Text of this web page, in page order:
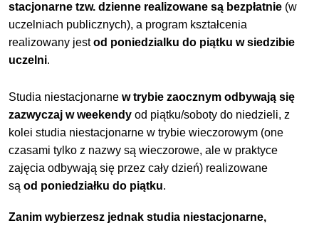
stacjonarne tzw. dzienne realizowane są bezpłatnie (w
uczelniach publicznych), a program kształcenia
realizowany jestod poniedzialku do piątku w siedzibie
uczelni.
Studia niestacjonarnew trybie zaocznym odbywają się
zazwyczaj w weekendy od piątku/soboty do niedzieli, z
kolei studia niestacjonarne wtrybie wieczorowym (one
czasami tylko z nazwy są wieczorowe, ale w praktyce
zajęcia odbywają się przez cały dzień) realizowane
sąod poniedziałku do piątku.
Zanim wybierzesz jednak studia niestacjonarne,